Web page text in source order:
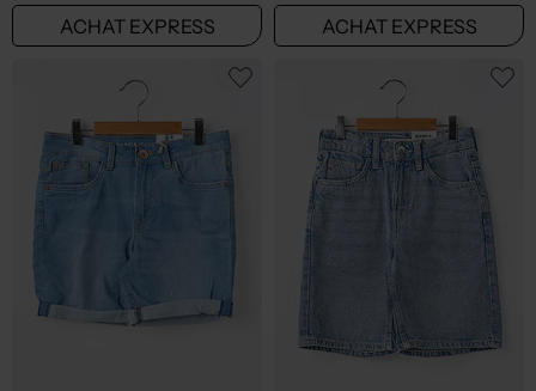
ACHAT EXPRESS ACHAT EXPRESS